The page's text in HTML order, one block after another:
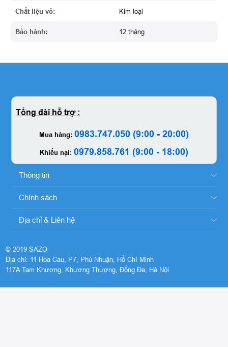
Chất liệu vỏ: Kim loại
Bảo hành: 12 tháng
Tổng đài hỗ trợ :
Mua hàng: 0983.747.050 (9:00 - 20:00)
Khiếu nại: 0979.858.761 (9:00 - 18:00)
Thông tin
Chính sách
Địa chỉ & Liên hệ
© 2019 SAZO
Địa chỉ: 11 Hoa Cau, P7, Phú Nhuận, Hồ Chí Minh
117A Tam Khương, Khương Thượng, Đống Đa, Hà Nội